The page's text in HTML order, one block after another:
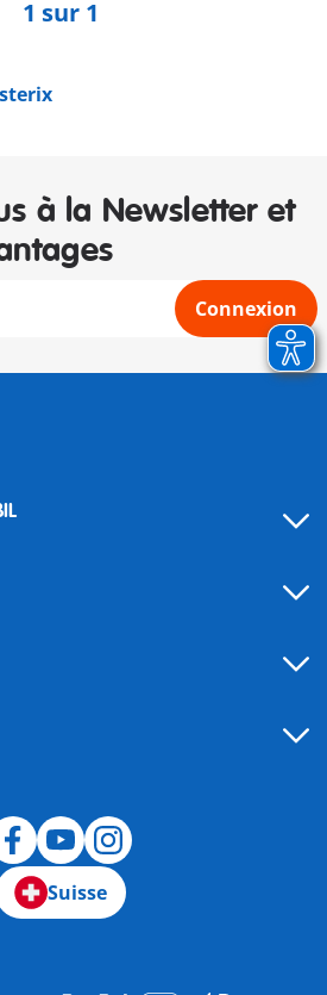
1 sur 1
à la Newsletter et
Connexion
Suisse